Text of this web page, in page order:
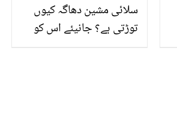
سلائی مشین دھاگہ کیوں
توڑتی ہے؟ جانیئے اس کو